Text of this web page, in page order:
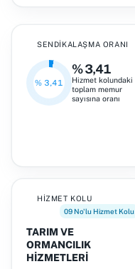
SENDIKALAŞMA ORANI
% 3,41
% 3,41
Hizmet kolundaki
toplam memur
sayısına oranı
HIZMET KOLU
09 No'lu Hizmet Kolu
TARIM VE
ORMANCILIK
HİZMETLERİ